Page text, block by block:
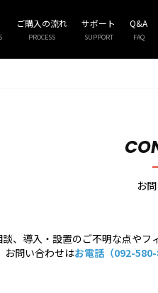
ご購入の流れ
PROCESS
サポート
SUPPORT
Q&A
FAQ
お
、導入・設置のご不明な点やフ
お問い合わせはお電話（092-580-